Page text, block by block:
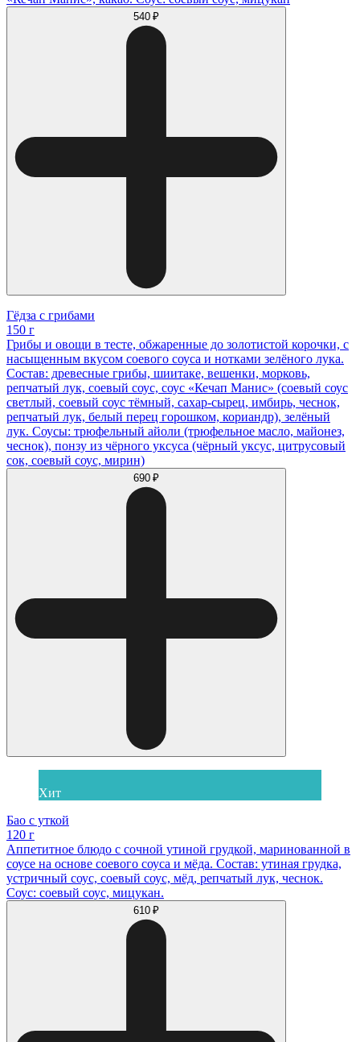
540 ₽
Гёдза с грибами
150 г
Грибы и овощи в тесте, обжаренные до золотистой корочки, с
насыщенным вкусом соевого соуса и нотками зелёного лука.
Состав: древесные грибы, шиитаке, вешенки, морковь,
репчатый лук, соевый соус, соус «Кечап Манис» (соевый соус
светлый, соевый соус тёмный, сахар-сырец, имбирь, чеснок,
репчатый лук, белый перец горошком, кориандр), зелёный
лук. Соусы: трюфельный айоли (трюфельное масло, майонез,
чеснок), понзу из чёрного уксуса (чёрный уксус, цитрусовый
сок, соевый соус, мирин)
690 ₽
Хит
Бао с уткой
120 г
Аппетитное блюдо с сочной утиной грудкой, маринованной в
соусе на основе соевого соуса и мёда. Состав: утиная грудка,
устричный соус, соевый соус, мёд, репчатый лук, чеснок.
Соус: соевый соус, мицукан.
610 ₽